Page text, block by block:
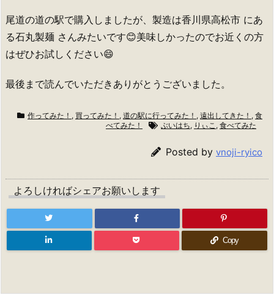
尾道の道の駅で購入しましたが、製造は香川県高松市 にあ
る石丸製麺 さんみたいです😊美味しかったのでお近くの方
はぜひお試しください😄
最後まで読んでいただきありがとうございました。
作ってみた！ , 買ってみた！ , 道の駅に行ってみた！ , 遠出してきた！ , 食
べてみた！
ぶいはち, りぃこ , 食べてみた
Posted by vnoji-ryico
よろしければシェアお願いします
Copy